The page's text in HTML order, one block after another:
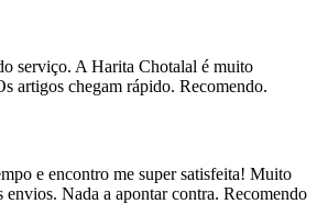
serviço. A Harita Chotalal é muito
artigos chegam rápido. Recomendo.
e encontro me super satisfeita! Muito
envios. Nada a apontar contra. Recomendo